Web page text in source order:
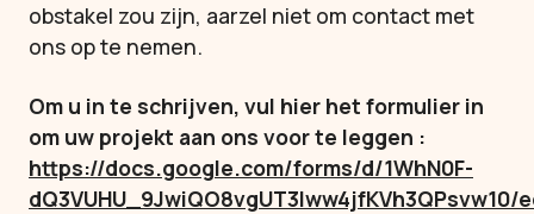
obstakel zou zijn, aarzel niet om contact met
ons op te nemen.
Om u in te schrijven, vul hier het formulier in
om uw projekt aan ons voor te leggen :
https://docs.google.com/forms/d/1WhN0F-
dQ3VUHU_9JwiQO8vgUT3lww4jfKVh3QPsvw10/